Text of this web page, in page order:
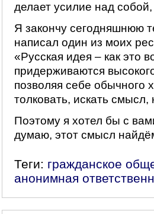
делает усилие над
Я закончу сегодняшнюю
написал один из моих
«Русская идея – как это
придерживаются
позволяя себе обычного
толковать, искать
Поэтому я хотел бы с
думаю, этот смысл
Теги: гражданское
анонимная